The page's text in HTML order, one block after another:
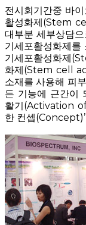
전시회기간중 바
활성화제(Stem
대부분 세부상담
기세포활성화제를
기세포활성화제
화제(Stem cell
소재를 사용해 피
든 기능에 근간이
활기(Activation
한 컨셉